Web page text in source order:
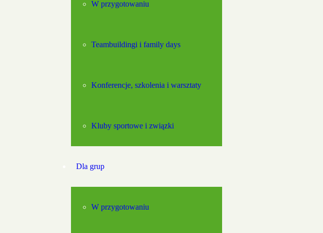
W przygotowaniu
Teambuildingi i family days
Konferencje, szkolenia i warsztaty
Kluby sportowe i związki
Dla grup
W przygotowaniu